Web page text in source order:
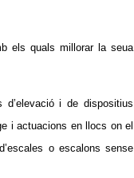
els quals millorar la seua
d’elevació i de dispositius
i actuacions en llocs on el
o escalons sense